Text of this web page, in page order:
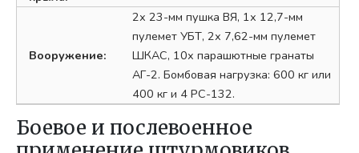
Вооружение:
2х 23-мм пушка ВЯ, 1х 12,7-мм
пулемет УБТ, 2х 7,62-мм пулемет
ШКАС, 10х парашютные гранаты
АГ-2. Бомбовая нагрузка: 600 кг или
400 кг и 4 РС-132.
Боевое и послевоенное